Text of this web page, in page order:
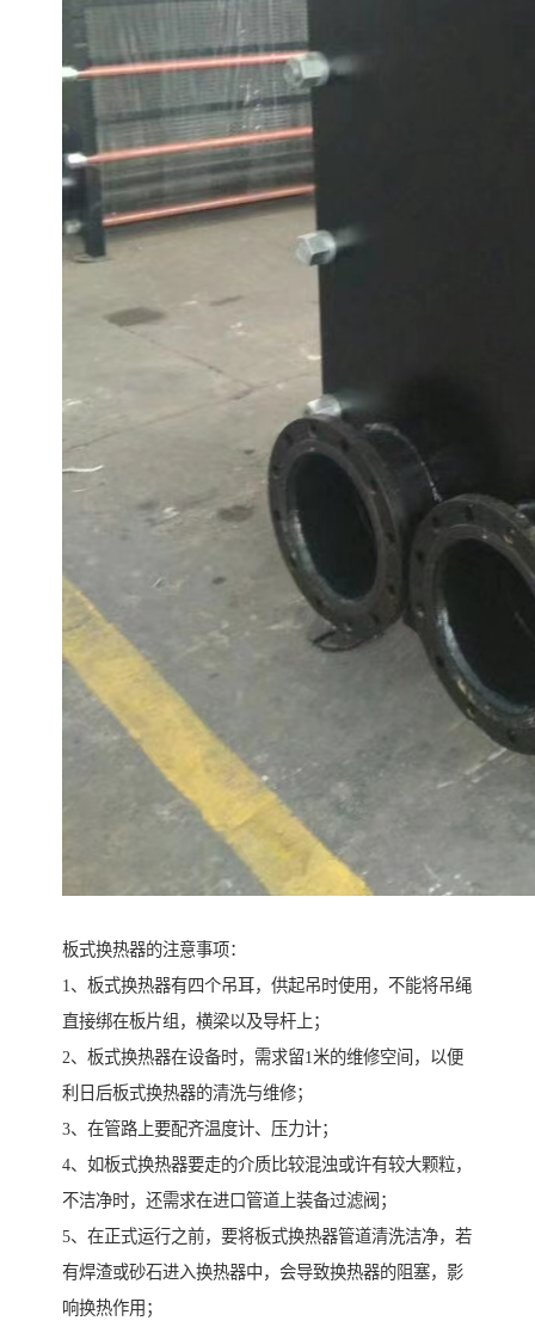
板式换热器的注意事项：
1、板式换热器有四个吊耳，供起吊时使用，不能将吊绳
直接绑在板片组，横梁以及导杆上；
2、板式换热器在设备时，需求留1米的维修空间，以便
利日后板式换热器的清洗与维修；
3、在管路上要配齐温度计、压力计；
4、如板式换热器要走的介质比较混浊或许有较大颗粒，
不洁净时，还需求在进口管道上装备过滤阀；
5、在正式运行之前，要将板式换热器管道清洗洁净，若
有焊渣或砂石进入换热器中，会导致换热器的阻塞，影
响换热作用；